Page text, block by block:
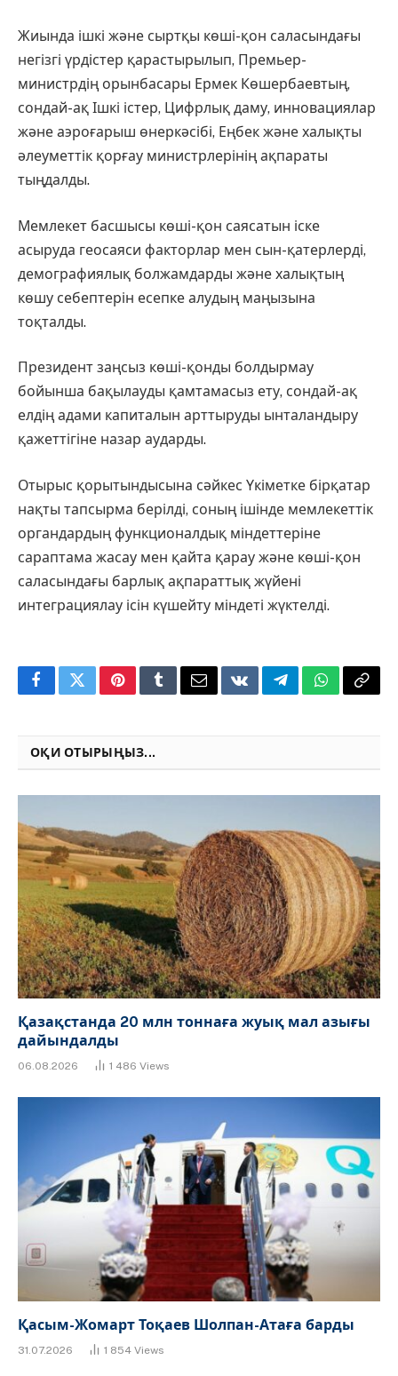
Жиында ішкі және сыртқы көші-қон саласындағы
негізгі үрдістер қарастырылып, Премьер-
министрдің орынбасары Ермек Көшербаевтың,
сондай-ақ Ішкі істер, Цифрлық даму, инновациялар
және аэроғарыш өнеркәсібі, Еңбек және халықты
әлеуметтік қорғау министрлерінің ақпараты
тыңдалды.
Мемлекет басшысы көші-қон саясатын іске
асыруда геосаяси факторлар мен сын-қатерлерді,
демографиялық болжамдарды және халықтың
көшу себептерін есепке алудың маңызына
тоқталды.
Президент заңсыз көші-қонды болдырмау
бойынша бақылауды қамтамасыз ету, сондай-ақ
елдің адами капиталын арттыруды ынталандыру
қажеттігіне назар аударды.
Отырыс қорытындысына сәйкес Үкіметке бірқатар
нақты тапсырма берілді, соның ішінде мемлекеттік
органдардың функционалдық міндеттеріне
сараптама жасау мен қайта қарау және көші-қон
саласындағы барлық ақпараттық жүйені
интеграциялау ісін күшейту міндеті жүктелді.
FacebookTwitterPinterestTumblrEmailVKontakteTelegramWhatsApp
Copy
ОҚИ ОТЫРЫҢЫЗ...
Қазақстанда 20 млн тоннаға жуық мал азығы
дайындалды
06.08.2026 1 486 Views
Қасым-Жомарт Тоқаев Шолпан-Атаға барды
31.07.2026 1 854 Views